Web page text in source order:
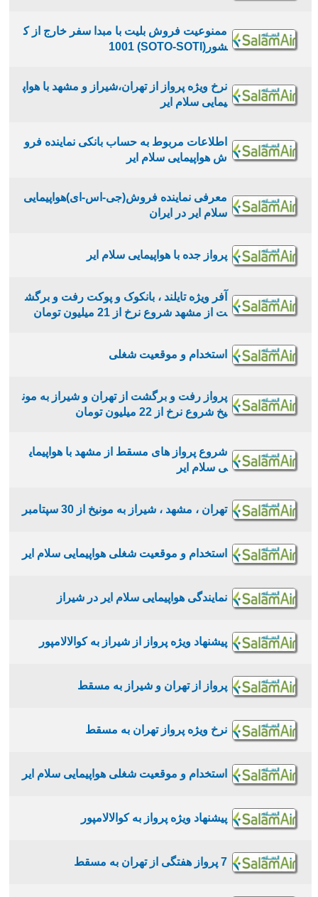
ممنوعیت فروش بلیت با مبدا سفر خارج از ک
شور(SOTO-SOTI) 1001
نرخ ویژه پرواز از تهران،شیراز و مشهد با هواپ
یمایی سلام ایر
اطلاعات مربوط به حساب بانکی نماینده فرو
ش هواپیمایی سلام ایر
معرفی نماینده فروش(جی-اس-ای)هواپیمایی
سلام ایر در ایران
پرواز جده با هواپیمایی سلام ایر
آفر ویژه تایلند ، بانکوک و پوکت رفت و برگش
ت از مشهد شروع نرخ از 21 میلیون تومان
استخدام و موقعیت شغلی
پرواز رفت و برگشت از تهران و شیراز به مون
یخ شروع نرخ از 22 میلیون تومان
شروع پرواز های مسقط از مشهد با هواپیمای
ی سلام ایر
تهران ، مشهد ، شیراز به مونیخ از 30 سپتامبر
استخدام و موقعیت شغلی هواپیمایی سلام ایر
نمایندگی هواپیمایی سلام ایر در شیراز
پیشنهاد ویژه پرواز از شیراز به کوالالامپور
پرواز از تهران و شیراز به مسقط
نرخ ویژه پرواز تهران به مسقط
استخدام و موقعیت شغلی هواپیمایی سلام ایر
پیشنهاد ویژه پرواز به کوالالامپور
7 پرواز هفتگی از تهران به مسقط